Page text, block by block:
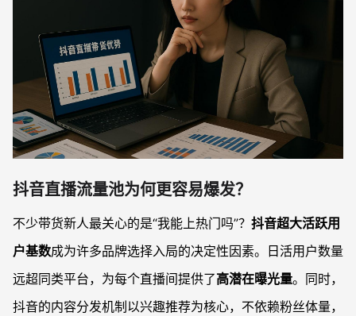
抖音直播流量池为何更容易爆发？
不少带货新人最关心的是“我能上热门吗”？ 抖音超大活跃用
户基数成为许多品牌选择入局的决定性因素。日活用户数量
远超同类平台，为每个直播间提供了高潜在曝光量。同时，
抖音的内容分发机制以兴趣推荐为核心，不依赖粉丝体量，